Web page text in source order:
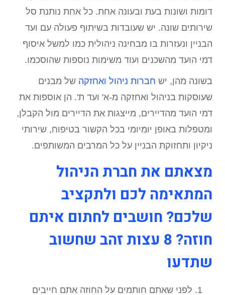
דומות ושונות בעת ובעונה אחת. כל אחת נותנת סל
שירותים שונה. יש שעובדות בשיתוף פעולה עם ועד
הבניין ונעזרות בו מבחינה ניהולית כמו למשל איסוף
דמי הועד מהשכנים ועוד משימות נוספות שהוסכמו.
בשונה מהן, יש חברות ניהול ואחזקה של מבנים
שעוסקות בניהול ואחזקה מ-א' ועד ת'. הן אוספות את
דמי הועד מהדיירים, מייצגות את הדיירים מול הקבלן,
ומטפלות באופן יומיומי בכל הקשור בטיפוח, שירותי
ניקיון ותחזוקת הבניין על כל המרבים המשותפים.
מצאתם את חברת הניהול
המתאימה לכם ולתקציב
שלכם? חושבים לחתום איתם
חוזה? 8 עצות זהב שחשוב
שתדעו
לפני שאתם חותמים על החוזה אתם חייבים